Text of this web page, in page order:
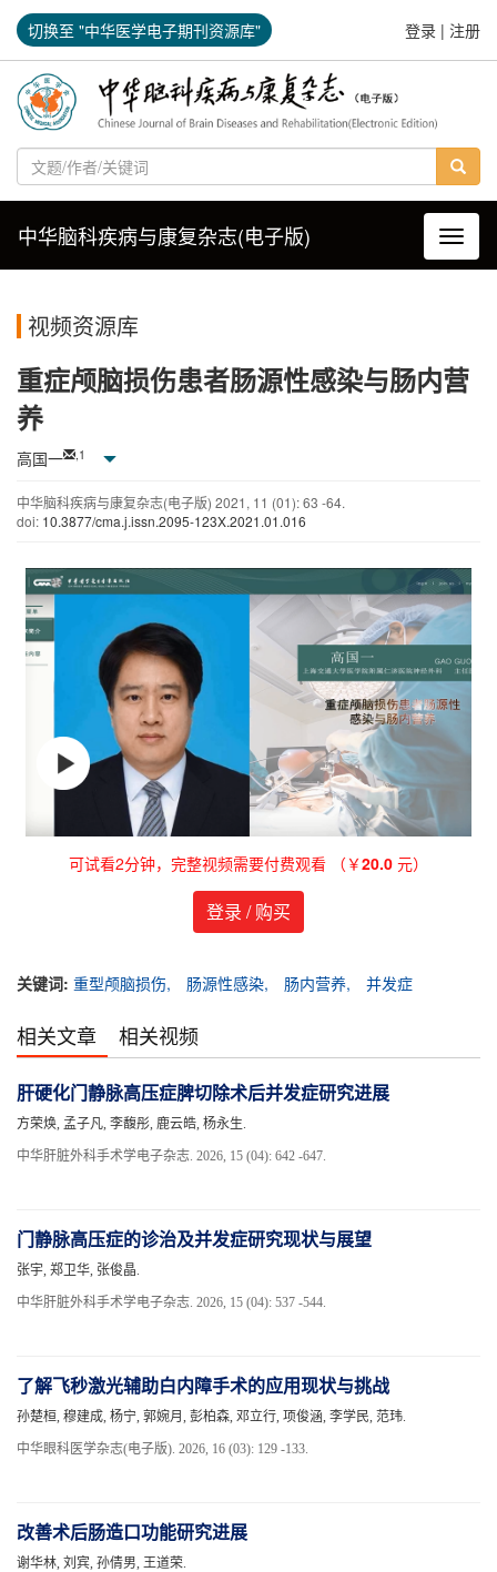
切换至 "中华医学电子期刊资源库" 登录 | 注册
导航
中华脑科疾病与康复杂志(电子版)
视频资源库
重症颅脑损伤患者肠源性感染与肠内营
养
高国一 1
中华脑科疾病与康复杂志(电子版) 2021, 11 (01): 63 -64.
doi: 10.3877/cma.j.issn.2095-123X.2021.01.016
可试看2分钟，完整视频需要付费观看 （￥20.0 元）
登录 / 购买
关键词: 重型颅脑损伤, 肠源性感染, 肠内营养, 并发症
相关文章 相关视频
肝硬化门静脉高压症脾切除术后并发症研究进展
方荣焕, 孟子凡, 李馥彤, 鹿云皓, 杨永生.
中华肝脏外科手术学电子杂志. 2026, 15 (04): 642 -647.
门静脉高压症的诊治及并发症研究现状与展望
张宇, 郑卫华, 张俊晶.
中华肝脏外科手术学电子杂志. 2026, 15 (04): 537 -544.
了解飞秒激光辅助白内障手术的应用现状与挑战
孙楚桓, 穆建成, 杨宁, 郭婉月, 彭柏森, 邓立行, 项俊涵, 李学民, 范玮.
中华眼科医学杂志(电子版). 2026, 16 (03): 129 -133.
改善术后肠造口功能研究进展
谢华林, 刘宾, 孙倩男, 王道荣.